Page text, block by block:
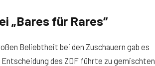
„Bares für Rares“
Beliebtheit bei den Zuschauern gab es
des ZDF führte zu gemischten